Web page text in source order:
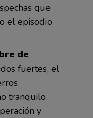
que
el episodio
de
fuertes, el
tranquilo
y